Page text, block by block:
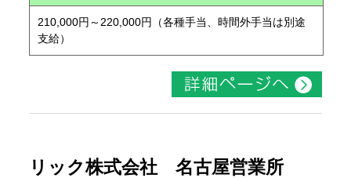
210,000円～220,000円（各種手当、時間外手当は別途
支給）
リック株式会社 名古屋営業所